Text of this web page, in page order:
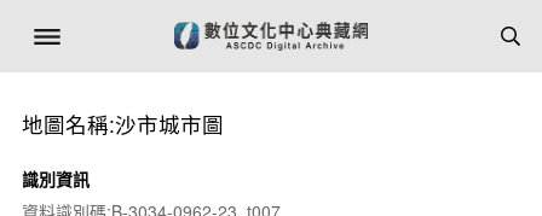
地圖名稱:沙市城市圖
識別資訊
資料識別碼:B-3034-0962-23_t007